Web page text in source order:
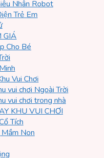
Nhân Robot
Trẻ Em
GIÁ
Cho Bé
Vui Chơi
vui chơi Ngoài Trời
vui chơi trong nhà
KHU VUI CHƠI
Tích
Non